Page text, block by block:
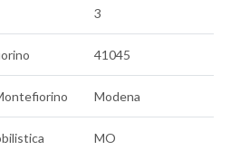
3
41045
Modena
MO